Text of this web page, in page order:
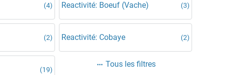
(4) Reactivité: Boeuf (Vache) (3)
(2) Reactivité: Cobaye (2)
(19)
Tous les filtres